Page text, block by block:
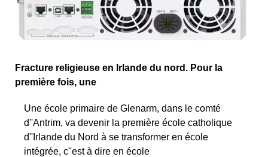
Fracture religieuse en Irlande du nord. Pour la
première fois, une
Une école primaire de Glenarm, dans le comté
d''Antrim, va devenir la première école catholique
d''Irlande du Nord à se transformer en école
intégrée, c''est à dire en école